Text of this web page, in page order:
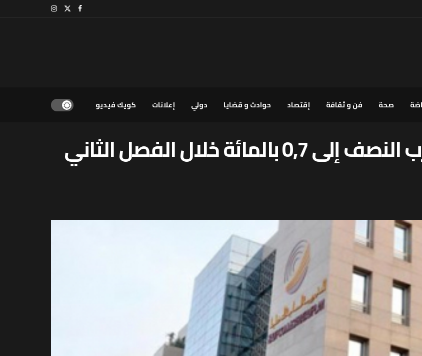
صحة فن و ثقافة إقتصاد حوادث و قضايا دولي إعلانات كويك فيديو
انخفاض التضخم بما يقارب النصف إلى 0,7 بالمائة خلال الفصل الثاني